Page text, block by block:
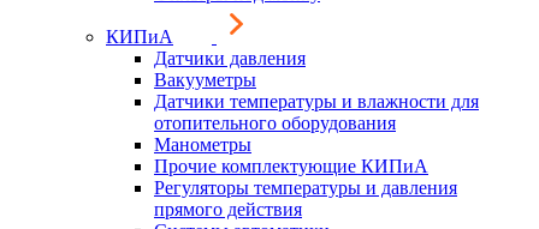
КИПиА
Датчики давления
Вакууметры
Датчики температуры и влажности для
отопительного оборудования
Манометры
Прочие комплектующие КИПиА
Регуляторы температуры и давления
прямого действия